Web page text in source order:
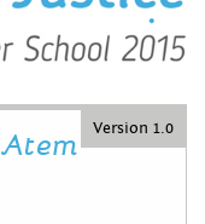
Version 1.0